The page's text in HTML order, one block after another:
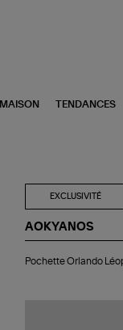
MAISON TENDANCES
EXCLUSIVITÉ
AOKYANOS
Orlando
Pochette Orlando